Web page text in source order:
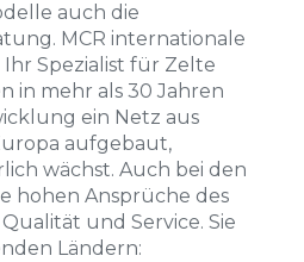
auch die
MCR internationale
Spezialist für Zelte
in mehr als 30 Jahren
ein Netz aus
aufgebaut,
wächst. Auch bei den
hohen Ansprüche des
und Service. Sie
Ländern: